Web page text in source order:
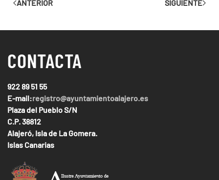
ANTERIOR SIGUIENTE
CONTACTA
922 89 51 55
E-mail:registro@ayuntamientoalajero.es
Plaza del Pueblo S/N
C.P. 38812
Alajeró, Isla de La Gomera.
Islas Canarias